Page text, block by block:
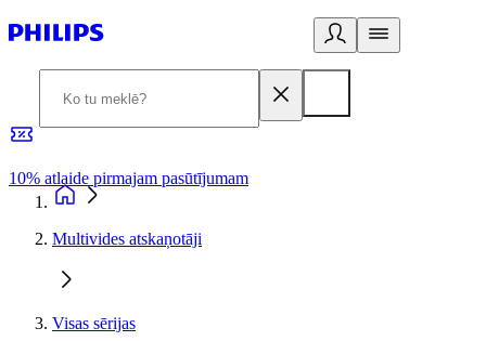
10% atlaide pirmajam pasūtījumam
Multivides atskaņotāji
Visas sērijas